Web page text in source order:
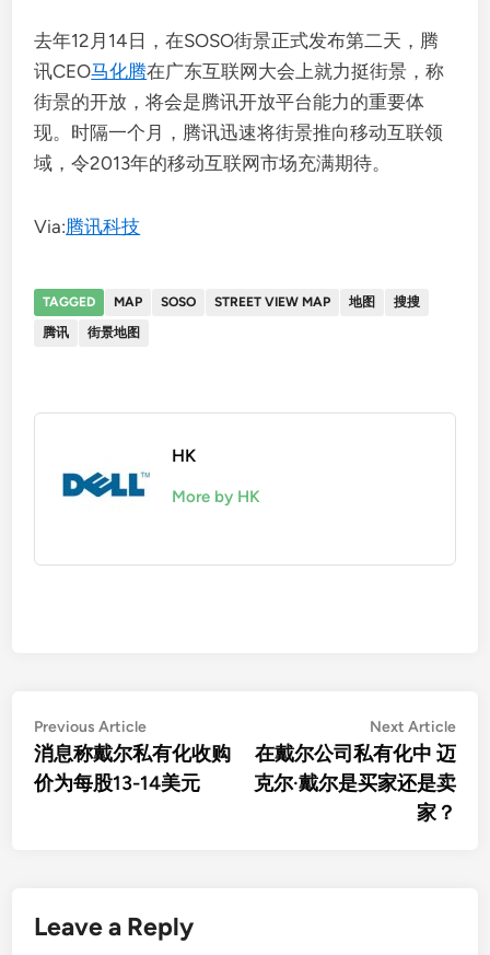
去年12月14日，在SOSO街景正式发布第二天，腾
讯CEO马化腾在广东互联网大会上就力挺街景，称
街景的开放，将会是腾讯开放平台能力的重要体
现。时隔一个月，腾讯迅速将街景推向移动互联领
域，令2013年的移动互联网市场充满期待。
Via:腾讯科技
TAGGED MAP SOSO STREET VIEW MAP 地图
搜搜
腾讯
街景地图
HK
More by HK
Post
navigation
Previous ArticlePrevious
article:
消息称戴尔私有化收购
价为每股13-14美元
Next Article
在戴尔公司私有化中 迈
克尔·戴尔是买家还是卖
家？
Leave a Reply